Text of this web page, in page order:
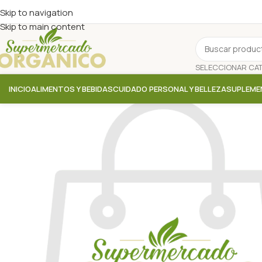
Skip to navigation
Skip to main content
INICIOALIMENTOS Y BEBIDASCUIDADO PERSONAL Y BELLEZA